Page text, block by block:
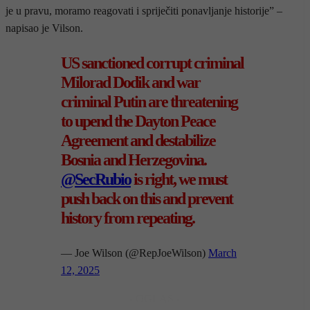
je u pravu, moramo reagovati i spriječiti ponavljanje historije” –
napisao je Vilson.
US sanctioned corrupt criminal
Milorad Dodik and war
criminal Putin are threatening
to upend the Dayton Peace
Agreement and destabilize
Bosnia and Herzegovina.
@SecRubiois right, we must
push back on this and prevent
history from repeating.
— Joe Wilson (@RepJoeWilson) March
12, 2025